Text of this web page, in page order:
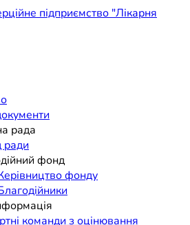
некомерційне
"Лікарня
рада
ради
фонд
фонду
команди з оцінювання